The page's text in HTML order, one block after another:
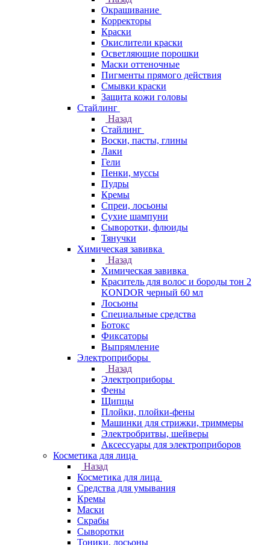
Окрашивание
Корректоры
Краски
Окислители краски
Осветляющие порошки
Маски оттеночные
Пигменты прямого действия
Смывки краски
Защита кожи головы
Стайлинг
Назад
Стайлинг
Воски, пасты, глины
Лаки
Гели
Пенки, муссы
Пудры
Кремы
Спреи, лосьоны
Сухие шампуни
Сыворотки, флюиды
Тянучки
Химическая завивка
Назад
Химическая завивка
Краситель для волос и бороды тон 2
KONDOR черный 60 мл
Лосьоны
Специальные средства
Ботокс
Фиксаторы
Выпрямление
Электроприборы
Назад
Электроприборы
Фены
Щипцы
Плойки, плойки-фены
Машинки для стрижки, триммеры
Электробритвы, шейверы
Аксессуары для электроприборов
Косметика для лица
Назад
Косметика для лица
Средства для умывания
Кремы
Маски
Скрабы
Сыворотки
Тоники, лосьоны